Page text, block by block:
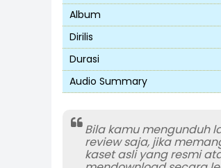
Album
Dirilis
Durasi
Audio Summary
Bila kamu mengunduh
review saja, jika
kaset asli yang resmi